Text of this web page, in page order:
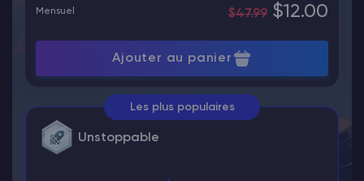
Mensuel $47.99 $12.00
Ajouter au panier
Les plus populaires
Unstoppable